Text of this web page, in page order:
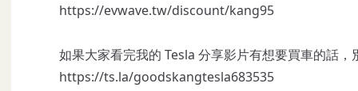
https://evwave.tw/discount/kang95
如果大家看完我的 Tesla 分享影片有想要買車的話，
https://ts.la/goodskangtesla683535